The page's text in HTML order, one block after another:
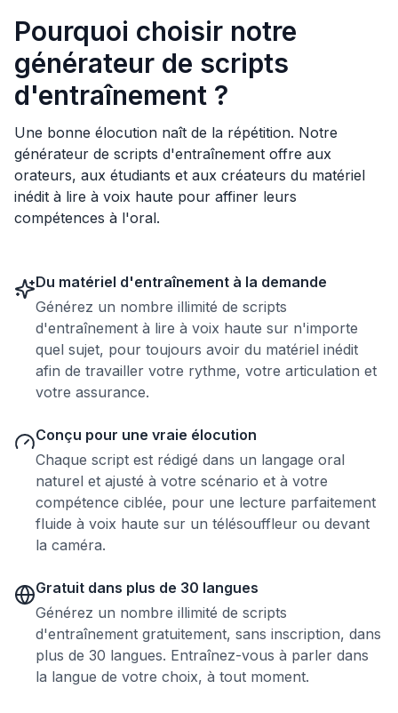
Pourquoi choisir notre
générateur de scripts
d'entraînement ?
Une bonne élocution naît de la répétition. Notre
générateur de scripts d'entraînement offre aux
orateurs, aux étudiants et aux créateurs du matériel
inédit à lire à voix haute pour affiner leurs
compétences à l'oral.
Du matériel d'entraînement à la demande
Générez un nombre illimité de scripts
d'entraînement à lire à voix haute sur n'importe
quel sujet, pour toujours avoir du matériel inédit
afin de travailler votre rythme, votre articulation et
votre assurance.
Conçu pour une vraie élocution
Chaque script est rédigé dans un langage oral
naturel et ajusté à votre scénario et à votre
compétence ciblée, pour une lecture parfaitement
fluide à voix haute sur un télésouffleur ou devant
la caméra.
Gratuit dans plus de 30 langues
Générez un nombre illimité de scripts
d'entraînement gratuitement, sans inscription, dans
plus de 30 langues. Entraînez-vous à parler dans
la langue de votre choix, à tout moment.